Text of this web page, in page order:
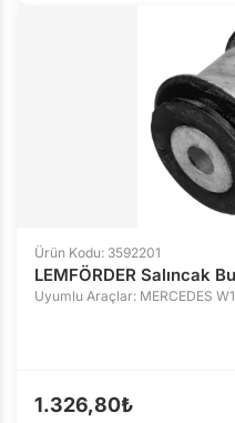
Ürün Kodu: 3592201
LEMFÖRDER Salıncak
Uyumlu Araçlar: MERCEDES
1.326,80₺